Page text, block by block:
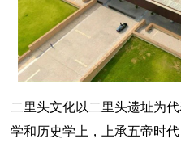
二里头文化以二里头遗址为
学和历史学上，上承五帝时